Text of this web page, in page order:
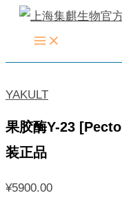
YAKULT
果胶酶Y-23
装正品
¥5900.00